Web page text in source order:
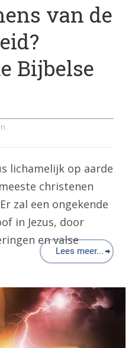
van de
Bijbelse
lichamelijk op aarde
christenen
zal een ongekende
in Jezus, door
en valse
Lees meer...